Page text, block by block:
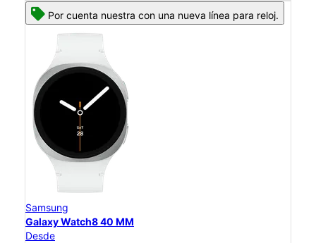
Por cuenta nuestra con una nueva línea para reloj.
Samsung
Galaxy Watch8 40 MM
Desde